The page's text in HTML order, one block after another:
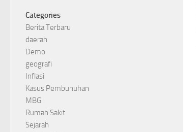
Categories
Berita Terbaru
daerah
Demo
geografi
Inflasi
Kasus Pembunuhan
MBG
Rumah Sakit
Sejarah